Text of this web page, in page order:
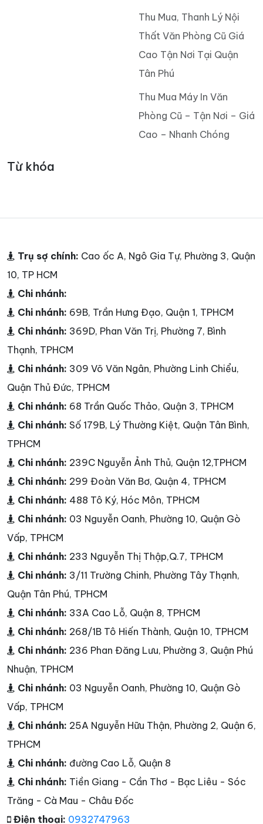
Thu Mua, Thanh Lý Nội
Thất Văn Phòng Cũ Giá
Cao Tận Nơi Tại Quận
Tân Phú
Thu Mua Máy In Văn
Phòng Cũ – Tận Nơi – Giá
Cao – Nhanh Chóng
Từ khóa
Trụ sợ chính: Cao ốc A, Ngô Gia Tự, Phường 3, Quận
10, TP HCM
Chi nhánh:
Chi nhánh: 69B, Trần Hưng Đạo, Quận 1, TPHCM
Chi nhánh: 369D, Phan Văn Trị, Phường 7, Bình
Thạnh, TPHCM
Chi nhánh: 309 Võ Văn Ngân, Phường Linh Chiểu,
Quận Thủ Đức, TPHCM
Chi nhánh: 68 Trần Quốc Thảo, Quận 3, TPHCM
Chi nhánh: Số 179B, Lý Thường Kiệt, Quận Tân Bình,
TPHCM
Chi nhánh: 239C Nguyễn Ảnh Thủ, Quận 12,TPHCM
Chi nhánh: 299 Đoàn Văn Bơ, Quận 4, TPHCM
Chi nhánh: 488 Tô Ký, Hóc Môn, TPHCM
Chi nhánh: 03 Nguyễn Oanh, Phường 10, Quận Gò
Vấp, TPHCM
Chi nhánh: 233 Nguyễn Thị Thập,Q.7, TPHCM
Chi nhánh: 3/11 Trường Chinh, Phường Tây Thạnh,
Quận Tân Phú, TPHCM
Chi nhánh: 33A Cao Lỗ, Quận 8, TPHCM
Chi nhánh: 268/1B Tô Hiến Thành, Quận 10, TPHCM
Chi nhánh: 236 Phan Đăng Lưu, Phường 3, Quận Phú
Nhuận, TPHCM
Chi nhánh: 03 Nguyễn Oanh, Phường 10, Quận Gò
Vấp, TPHCM
Chi nhánh: 25A Nguyễn Hữu Thận, Phường 2, Quận 6,
TPHCM
Chi nhánh: đường Cao Lỗ, Quận 8
Chi nhánh: Tiền Giang - Cần Thơ - Bạc Liêu - Sóc
Trăng - Cà Mau - Châu Đốc
Điện thoại: 0932747963